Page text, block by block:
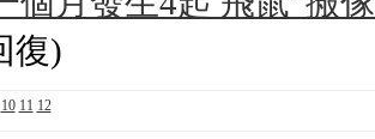
復)
10 11 12